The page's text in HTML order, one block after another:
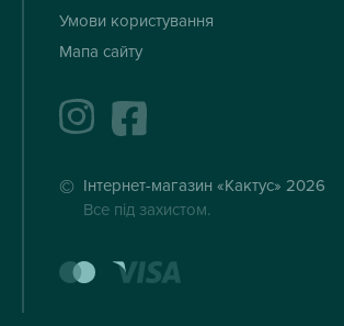
Умови користування
Мапа сайту
instagramfacebook
Інтернет-магазин «Кактус» 2026
Все під захистом.
mastercard